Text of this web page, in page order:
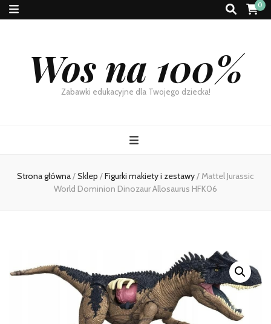
0
Wos na 100%
Zabawki edukacyjne dla Twojego dziecka!
Strona główna/Sklep /Figurki makiety i zestawy/Mattel Jurassic
World Dominion Dinozaur Allosaurus HFK06